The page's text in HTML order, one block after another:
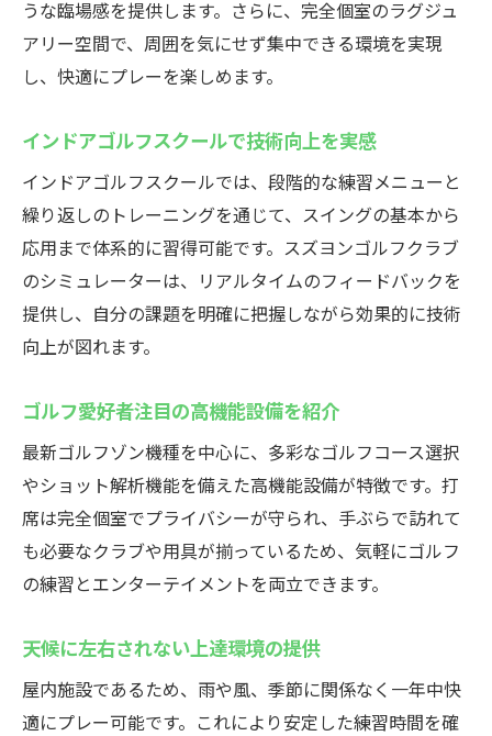
うな臨場感を提供します。さらに、完全個室のラグジュ
アリー空間で、周囲を気にせず集中できる環境を実現
し、快適にプレーを楽しめます。
インドアゴルフスクールで技術向上を実感
インドアゴルフスクールでは、段階的な練習メニューと
繰り返しのトレーニングを通じて、スイングの基本から
応用まで体系的に習得可能です。スズヨンゴルフクラブ
のシミュレーターは、リアルタイムのフィードバックを
提供し、自分の課題を明確に把握しながら効果的に技術
向上が図れます。
ゴルフ愛好者注目の高機能設備を紹介
最新ゴルフゾン機種を中心に、多彩なゴルフコース選択
やショット解析機能を備えた高機能設備が特徴です。打
席は完全個室でプライバシーが守られ、手ぶらで訪れて
も必要なクラブや用具が揃っているため、気軽にゴルフ
の練習とエンターテイメントを両立できます。
天候に左右されない上達環境の提供
屋内施設であるため、雨や風、季節に関係なく一年中快
適にプレー可能です。これにより安定した練習時間を確